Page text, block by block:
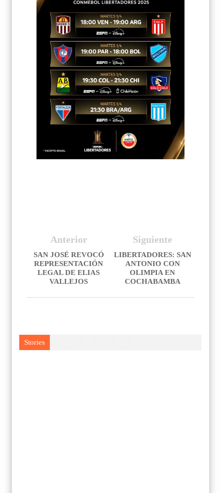
Siguiente
LIBERTADORES: SAN
ANTONIO CON
OLIMPIA EN
COCHABAMBA
Anterior
SAN JOSÉ REVOCÓ
REPRESENTACIÓN
LEGAL DE ELIAS
VALLEJOS
Stories